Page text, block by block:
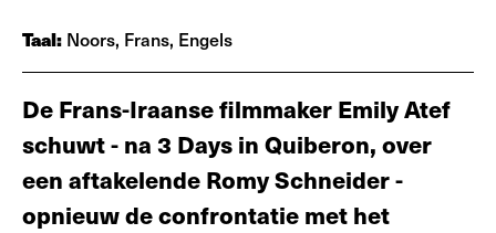
Taal: Noors, Frans, Engels
De Frans-Iraanse filmmaker Emily Atef
schuwt - na 3 Days in Quiberon, over
een aftakelende Romy Schneider -
opnieuw de confrontatie met het